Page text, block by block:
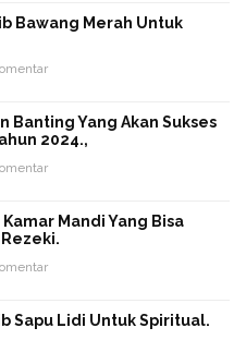
Bawang Merah Untuk
Banting Yang Akan Sukses
2024.,
Mandi Yang Bisa
Sapu Lidi Untuk Spiritual.